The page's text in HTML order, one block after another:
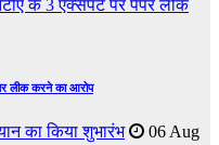
लीक करने का आरोप
06 Aug